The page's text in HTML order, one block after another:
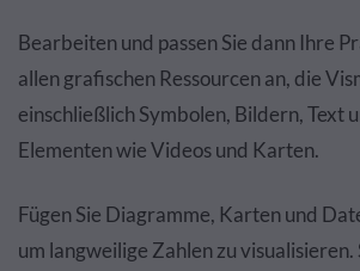
Bearbeiten und passen Sie dann Ihre
allen grafischen Ressourcen an, die
einschließlich Symbolen, Bildern, Text
Elementen wie Videos und Karten.
Fügen Sie Diagramme, Karten und
um langweilige Zahlen zu visualisieren.